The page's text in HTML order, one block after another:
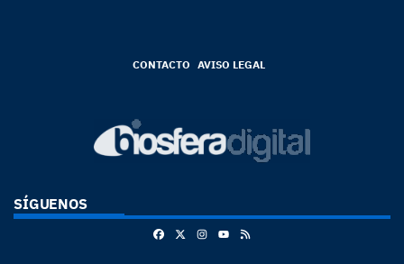
CONTACTO AVISO LEGAL
SÍGUENOS
FacebookInstagram